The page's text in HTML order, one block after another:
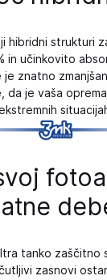
hibridni strukturi
in učinkovito
znatno
da je vaša
tanko zaščitno
zasnovi